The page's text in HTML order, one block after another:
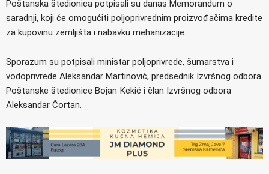
Poštanska štedionica potpisali su danas Memorandum o
saradnji, koji će omogućiti poljoprivrednim proizvođačima kredite
za kupovinu zemljišta i nabavku mehanizacije.
Sporazum su potpisali ministar poljoprivrede, šumarstva i
vodoprivrede Aleksandar Martinović, predsednik Izvršnog odbora
Poštanske štedionice Bojan Кekić i član Izvršnog odbora
Aleksandar Čortan.